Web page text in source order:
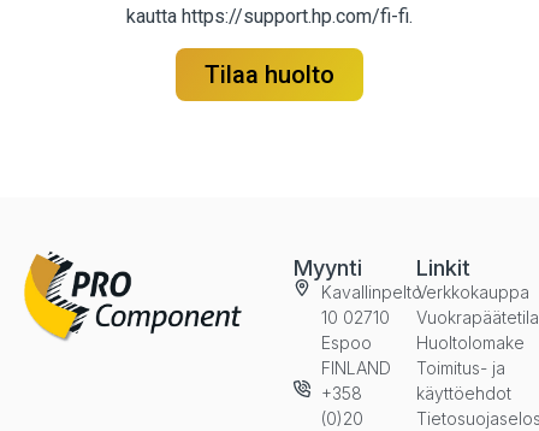
kautta https://support.hp.com/fi-fi.
Tilaa huolto
Myynti
Kavallinpelto
10 02710
Espoo
FINLAND
+358
(0)20
Linkit
Verkkokauppa
Huoltolomake
Toimitus- ja
käyttöehdot